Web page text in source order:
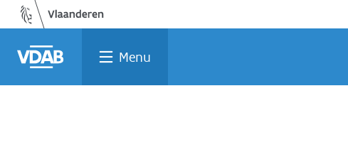
Ga
naar
de
inhoud
Vind
een
job
Vind
een
opleiding
Welke
job
past
bij
Terug
naar
home
Menu